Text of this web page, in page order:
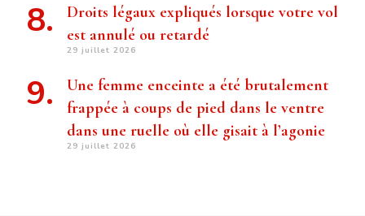
Droits légaux expliqués lorsque votre vol
est annulé ou retardé
29 juillet 2026
Une femme enceinte a été brutalement
frappée à coups de pied dans le ventre
dans une ruelle où elle gisait à l’agonie
29 juillet 2026